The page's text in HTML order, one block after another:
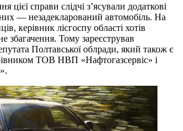
цієї справи слідчі з’ясували додаткові
— незадекларований автомобіль. На
керівник лісгоспу області хотів
збагачення. Тому зареєстрував
Полтавської облради, який також є
ТОВ НВП «Нафтогазсервіс» і